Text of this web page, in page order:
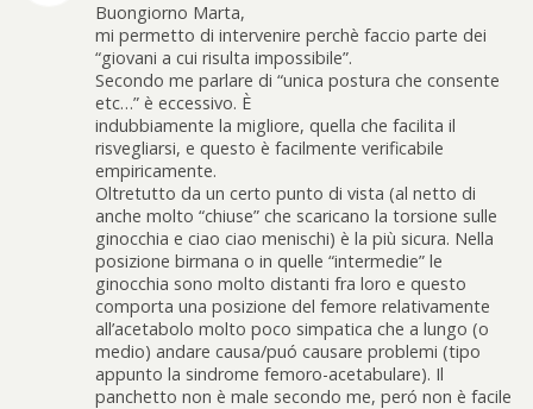
Buongiorno Marta,
mi permetto di intervenire perchè faccio parte dei
“giovani a cui risulta impossibile”.
Secondo me parlare di “unica postura che consente
etc…” è eccessivo. È
indubbiamente la migliore, quella che facilita il
risvegliarsi, e questo è facilmente verificabile
empiricamente.
Oltretutto da un certo punto di vista (al netto di
anche molto “chiuse” che scaricano la torsione sulle
ginocchia e ciao ciao menischi) è la più sicura. Nella
posizione birmana o in quelle “intermedie” le
ginocchia sono molto distanti fra loro e questo
comporta una posizione del femore relativamente
all’acetabolo molto poco simpatica che a lungo (o
medio) andare causa/puó causare problemi (tipo
appunto la sindrome femoro-acetabulare). Il
panchetto non è male secondo me, peró non è facile